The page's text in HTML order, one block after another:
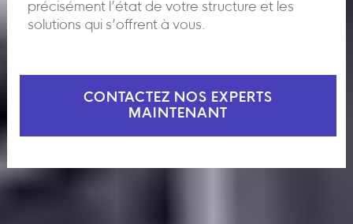
précisément l’état de votre structure et les
solutions qui s’offrent à vous.
CONTACTEZ NOS EXPERTS
MAINTENANT